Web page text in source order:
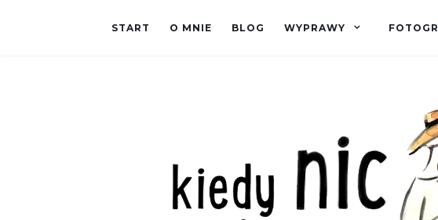
START O MNIE BLOG WYPRAWY